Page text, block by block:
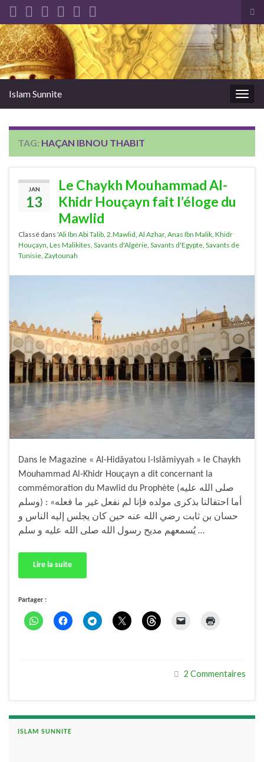
Search for:
Islam Sunnite
TAG: HAÇAN IBNOU THABIT
JAN
13
Le Chaykh Mouhammad Al-
Khidr Houçayn fait l’éloge du
Mawlid
Classé dans 'Ali Ibn Abi Talib 2.Mawlid Al Azhar, Anas Ibn Malik Khidr
Houçayn Les Malikites Savants d'Algérie Savants d'Egypte Savants de
Tunisie Zaytounah
Dans le Magazine « Al-Hidâyatou l-Islâmiyyah » le Chaykh
Mouhammad Al-Khidr Houçayn a dit concernant la
commémoration du Mawlid du Prophète (صلى الله عليه
وسلم) : «أما احتفالنا بذكرى مولده فإنا لم نفعل غير ما فعله
حسان بن ثابت رضي الله عنه حين كان يجلس إليه الناس و
يُسمعهم مديح رسول الله صلى الله عليه و سلم …
Lire la suite
Partager :
2 Commentaires
ISLAM SUNNITE